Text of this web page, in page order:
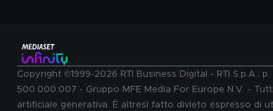
Copyright ©1999-2026 RTI Business Digital - RTI S.p.A.:
500.000.007 - Gruppo MFE Media For Europe N.V. -
artificiale generativa. È altresì fatto divieto espresso di